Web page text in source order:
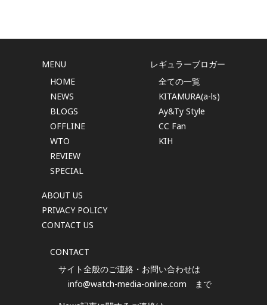
MENU
HOME
NEWS
BLOGS
OFFLINE
WTO
REVIEW
SPECIAL
ABOUT US
PRIVACY POLICY
CONTACT US
レギュラーブロガー
全ての一覧
KITAMURA(a-ls)
Ay&Ty Style
CC Fan
KIH
CONTACT
サイト全般のご連絡・お問い合わせは
info@watch-media-online.com まで